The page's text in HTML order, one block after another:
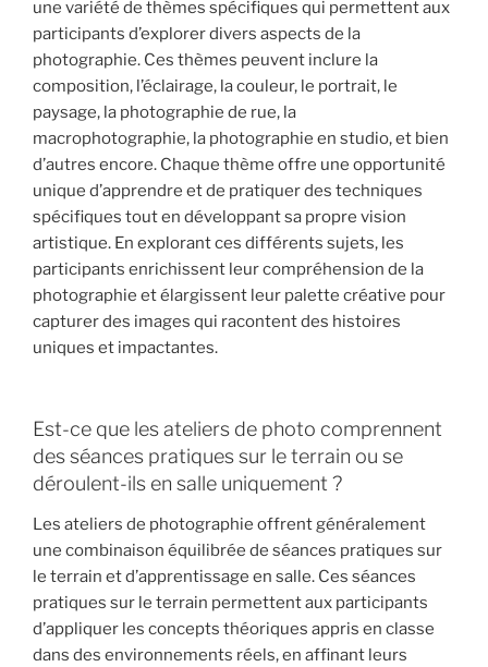
une variété de thèmes spécifiques qui permettent aux
participants d’explorer divers aspects de la
photographie. Ces thèmes peuvent inclure la
composition, l’éclairage, la couleur, le portrait, le
paysage, la photographie de rue, la
macrophotographie, la photographie en studio, et bien
d’autres encore. Chaque thème offre une opportunité
unique d’apprendre et de pratiquer des techniques
spécifiques tout en développant sa propre vision
artistique. En explorant ces différents sujets, les
participants enrichissent leur compréhension de la
photographie et élargissent leur palette créative pour
capturer des images qui racontent des histoires
uniques et impactantes.
Est-ce que les ateliers de photo comprennent
des séances pratiques sur le terrain ou se
déroulent-ils en salle uniquement ?
Les ateliers de photographie offrent généralement
une combinaison équilibrée de séances pratiques sur
le terrain et d’apprentissage en salle. Ces séances
pratiques sur le terrain permettent aux participants
d’appliquer les concepts théoriques appris en classe
dans des environnements réels, en affinant leurs